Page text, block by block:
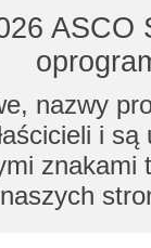
nazwy
i
znakami